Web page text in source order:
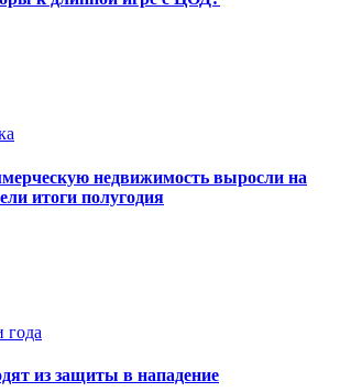
недвижимость выросли на
итоги полугодия
года
из защиты в нападение